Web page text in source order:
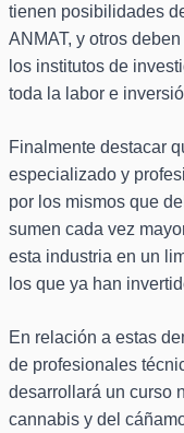
tienen posibilidades
ANMAT, y otros
los institutos de
toda la labor e
Finalmente destacar
especializado y
por los mismos que
sumen cada vez
esta industria en un
los que ya han
En relación a estas
de profesionales
desarrollará un curso
cannabis y del